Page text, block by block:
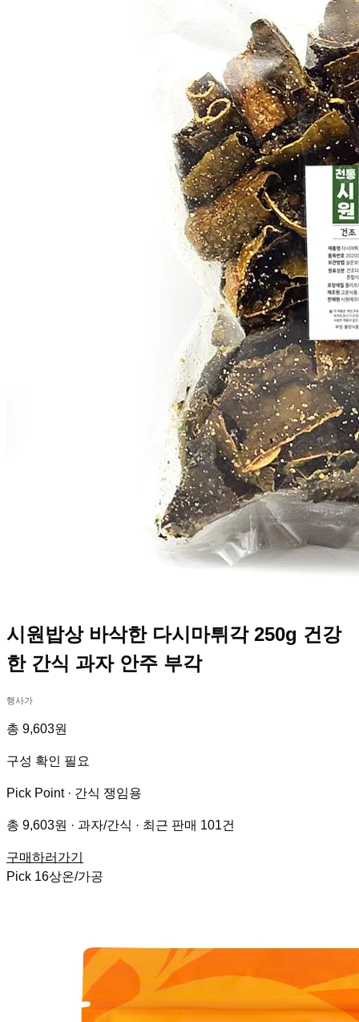
시원밥상 바삭한 다시마튀각 250g 건강
한 간식 과자 안주 부각
행사가
총 9,603원
구성 확인 필요
Pick Point · 간식 쟁임용
총 9,603원 · 과자/간식 · 최근 판매 101건
구매하러가기
Pick 16상온/가공